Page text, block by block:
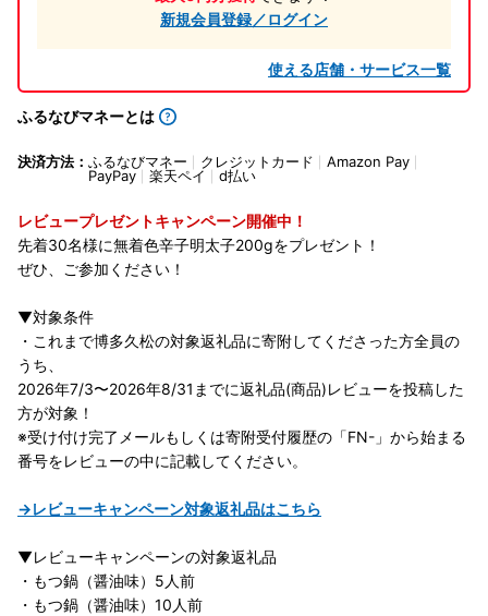
新規会員登録／ログイン
使える店舗・サービス一覧
ふるなびマネーとは
決済方法： ふるなびマネー クレジットカード
Amazon Pay
PayPay
楽天ペイ d払い
レビュープレゼントキャンペーン開催中！
先着30名様に無着色辛子明太子200gをプレゼント！
ぜひ、ご参加ください！
▼対象条件
・これまで博多久松の対象返礼品に寄附してくださった方全員の
うち、
2026年7/3〜2026年8/31までに返礼品(商品)レビューを投稿した
方が対象！
※受け付け完了メールもしくは寄附受付履歴の「FN-」から始まる
番号をレビューの中に記載してください。
→レビューキャンペーン対象返礼品はこちら
▼レビューキャンペーンの対象返礼品
・もつ鍋（醤油味）5人前
・もつ鍋（醤油味）10人前